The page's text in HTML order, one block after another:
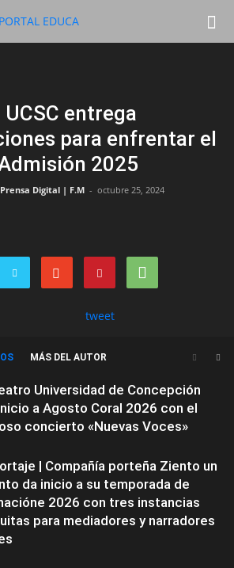
entrega
para enfrentar el
2025
Digital | F.M - octubre 25, 2024
tweet
MÁS DEL AUTOR
Universidad de Concepción
a Agosto Coral 2026 con el
concierto «Nuevas Voces»
| Compañía porteña Ziento un
da inicio a su temporada de
2026 con tres instancias
para mediadores y narradores